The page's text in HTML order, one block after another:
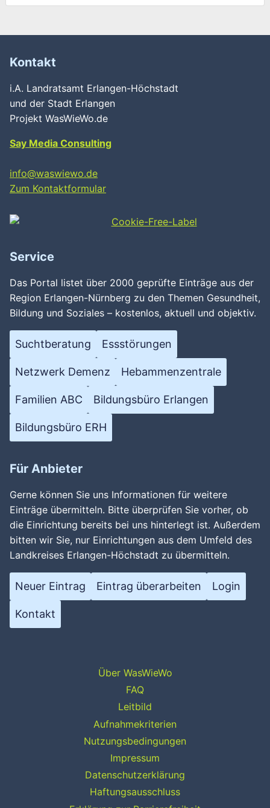
Wird geladen …
Kontakt
i.A. Landratsamt Erlangen-Höchstadt
und der Stadt Erlangen
Projekt WasWieWo.de
Say Media Consulting
info@waswiewo.de
Zum Kontaktformular
Service
Das Portal listet über 2000 geprüfte Einträge aus der
Region Erlangen-Nürnberg zu den Themen Gesundheit,
Bildung und Soziales – kostenlos, aktuell und objektiv.
Suchtberatung Essstörungen
Netzwerk Demenz Hebammenzentrale
Familien ABC Bildungsbüro Erlangen
Bildungsbüro ERH
Für Anbieter
Gerne können Sie uns Informationen für weitere
Einträge übermitteln. Bitte überprüfen Sie vorher, ob
die Einrichtung bereits bei uns hinterlegt ist. Außerdem
bitten wir Sie, nur Einrichtungen aus dem Umfeld des
Landkreises Erlangen-Höchstadt zu übermitteln.
Neuer Eintrag Eintrag überarbeiten Login
Kontakt
Über WasWieWo
FAQ
Leitbild
Aufnahmekriterien
Nutzungsbedingungen
Impressum
Datenschutzerklärung
Haftungsausschluss